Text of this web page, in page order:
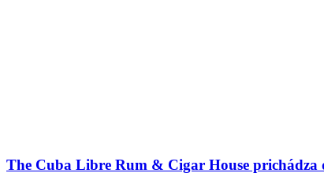
The Cuba Libre Rum & Cigar House